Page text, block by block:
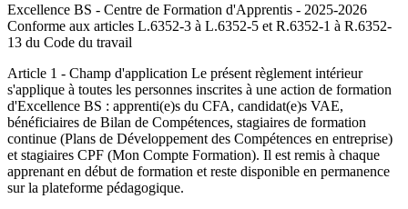
Excellence BS - Centre de Formation d'Apprentis - 2025-2026
Conforme aux articles L.6352-3 à L.6352-5 et R.6352-1 à R.6352-
13 du Code du travail
Article 1 - Champ d'application Le présent règlement intérieur
s'applique à toutes les personnes inscrites à une action de formation
d'Excellence BS : apprenti(e)s du CFA, candidat(e)s VAE,
bénéficiaires de Bilan de Compétences, stagiaires de formation
continue (Plans de Développement des Compétences en entreprise)
et stagiaires CPF (Mon Compte Formation). Il est remis à chaque
apprenant en début de formation et reste disponible en permanence
sur la plateforme pédagogique.